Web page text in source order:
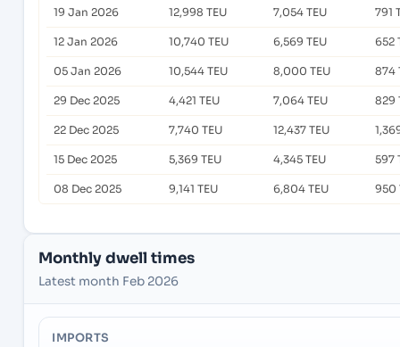
19 Jan 2026 12,998 TEU 7,054 TEU 791
12 Jan 2026 10,740 TEU 6,569 TEU 652
05 Jan 2026 10,544 TEU 8,000 TEU 874
29 Dec 2025 4,421 TEU 7,064 TEU 829
22 Dec 2025 7,740 TEU 12,437 TEU
15 Dec 2025 5,369 TEU 4,345 TEU 597
08 Dec 2025 9,141 TEU 6,804 TEU 950
Monthly dwell times
Latest month Feb 2026
IMPORTS